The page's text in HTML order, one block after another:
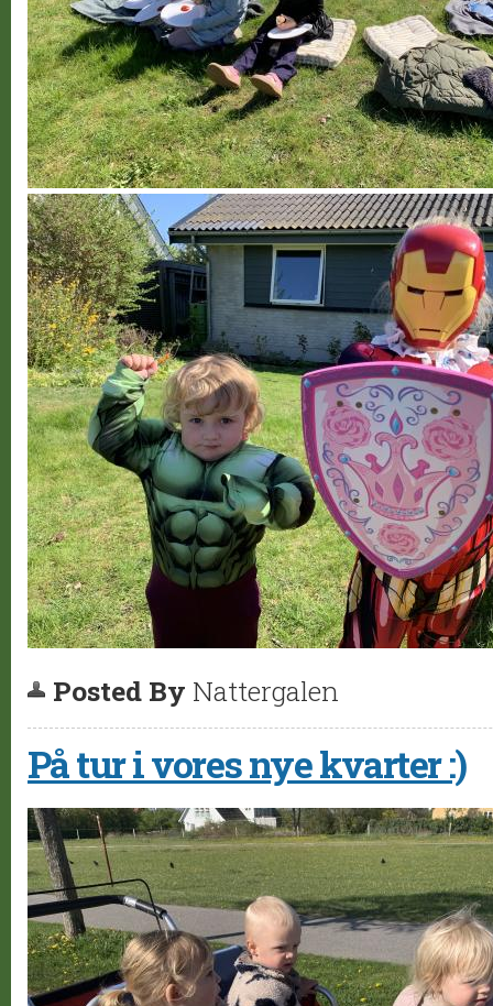
Posted By Nattergalen
På tur i vores nye kvarter :)